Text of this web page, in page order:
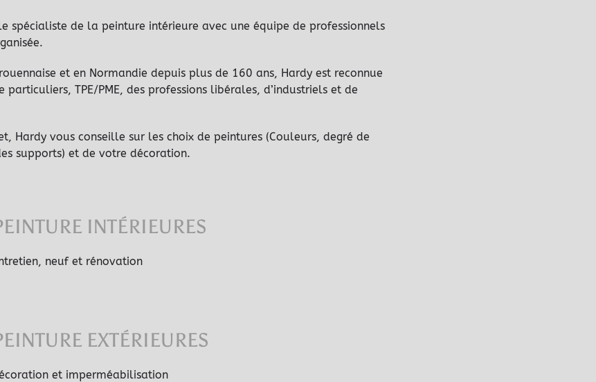
spécialiste de la peinture intérieure avec une équipe de professionnels
et en Normandie depuis plus de 160 ans, Hardy est reconnue
TPE/PME, des professions libérales, d’industriels et de
Hardy vous conseille sur les choix de peintures (Couleurs, degré de
supports) et de votre décoration.
INTÉRIEURES
neuf et rénovation
EXTÉRIEURES
et imperméabilisation